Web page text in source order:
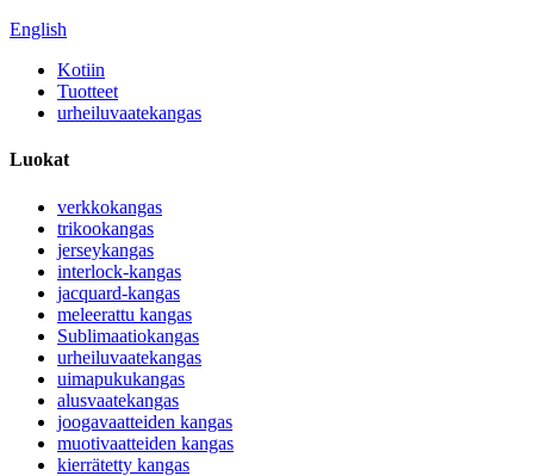
English
Kotiin
Tuotteet
urheiluvaatekangas
Luokat
verkkokangas
trikookangas
jerseykangas
interlock-kangas
jacquard-kangas
meleerattu kangas
Sublimaatiokangas
urheiluvaatekangas
uimapukukangas
alusvaatekangas
joogavaatteiden kangas
muotivaatteiden kangas
kierrätetty kangas